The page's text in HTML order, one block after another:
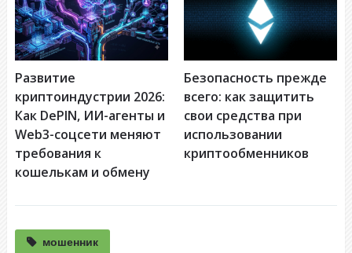
Развитие
криптоиндустрии 2026:
Как DePIN, ИИ-агенты и
Web3-соцсети меняют
требования к
кошелькам и обмену
Безопасность прежде
всего: как защитить
свои средства при
использовании
криптообменников
мошенник